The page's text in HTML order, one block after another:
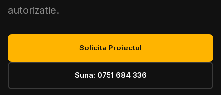
autorizatie.
Solicita Proiectul
Suna: 0751 684 336